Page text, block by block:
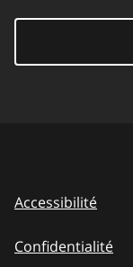
Accessibilité
Confidentialité